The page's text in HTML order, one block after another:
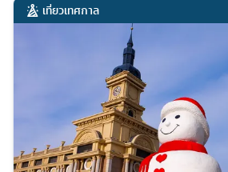
เที่ยวเทศกาล